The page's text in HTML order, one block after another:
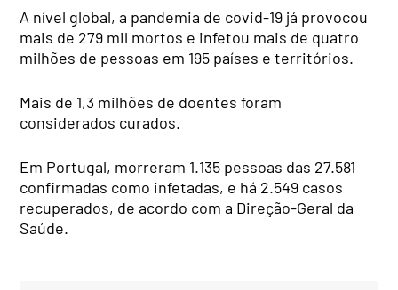
A nível global, a pandemia de covid-19 já provocou
mais de 279 mil mortos e infetou mais de quatro
milhões de pessoas em 195 países e territórios.
Mais de 1,3 milhões de doentes foram
considerados curados.
Em Portugal, morreram 1.135 pessoas das 27.581
confirmadas como infetadas, e há 2.549 casos
recuperados, de acordo com a Direção-Geral da
Saúde.